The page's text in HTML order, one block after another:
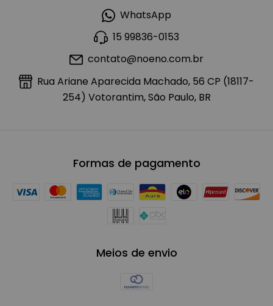
WhatsApp
15 99836-0153
contato@noeno.com.br
Rua Ariane Aparecida Machado, 56 CP (18117-
254) Votorantim, São Paulo, BR
Formas de pagamento
Meios de envio